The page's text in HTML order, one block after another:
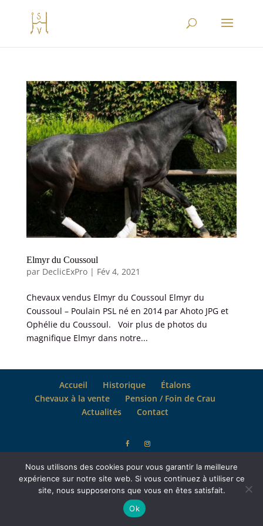
Elmyr du Coussoul
par DeclicExPro| Fév 4, 2021
Chevaux vendus Elmyr du Coussoul Elmyr du
Coussoul – Poulain PSL né en 2014 par Ahoto JPG et
Ophélie du Coussoul. Voir plus de photos du
magnifique Elmyr dans notre...
Accueil Historique
Étalons
Chevaux à la vente
Pension / Foin de Crau
Actualités
Contact
Les Super-créatifs
Nous utilisons des cookies pour vous garantir la meilleure
expérience sur notre site web. Si vous continuez à utiliser ce
site, nous supposerons que vous en êtes satisfait.
Ok